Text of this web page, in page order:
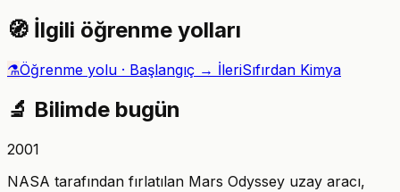
🧭 İlgili öğrenme yolları
⚗️Öğrenme yolu · Başlangıç → İleriSıfırdan Kimya
🔬 Bilimde bugün
2001
NASA tarafından fırlatılan Mars Odyssey uzay aracı,